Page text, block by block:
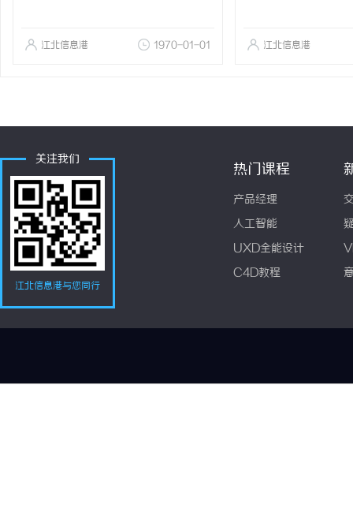
江北信息港 1970-01-01 江北信息港
关注我们
江北信息港与您同行
热门课程
产品经理
人工智能
UXD全能设计
C4D教程